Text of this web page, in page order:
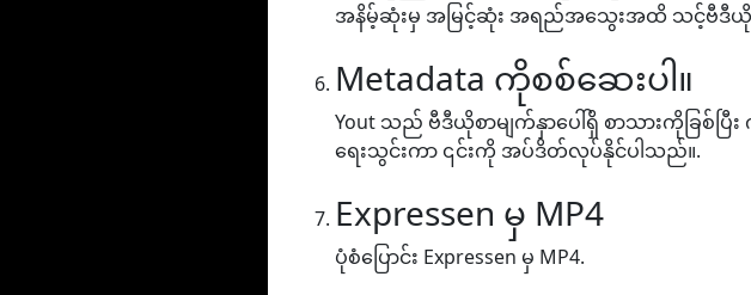
အနိမ့်ဆုံးမှ အမြင့်ဆုံး အရည်အသွေးအထိ သင့်ဗီဒီ
Metadata ကိုစစ်ဆေးပါ။
Yout သည် ဗီဒီယိုစာမျက်နှာပေါ်ရှိ စာသားကိုခြစ်
ရေးသွင်းကာ ၎င်းကို အပ်ဒိတ်လုပ်နိုင်ပါသည်။.
Expressen မှ MP4
ပုံစံပြောင်း Expressen မှ MP4.